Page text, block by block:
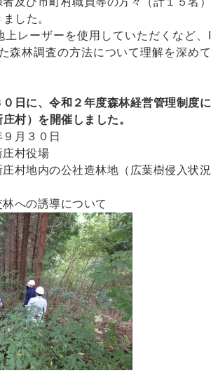
した。
上レーザーを使用していただくなど、I
森林調査の方法について理解を深めて
日に、令和２年度森林経営管理制度に
村）を開催しました。
月３０日
村役場
内の公社造林地（広葉樹侵入状況
への誘導について